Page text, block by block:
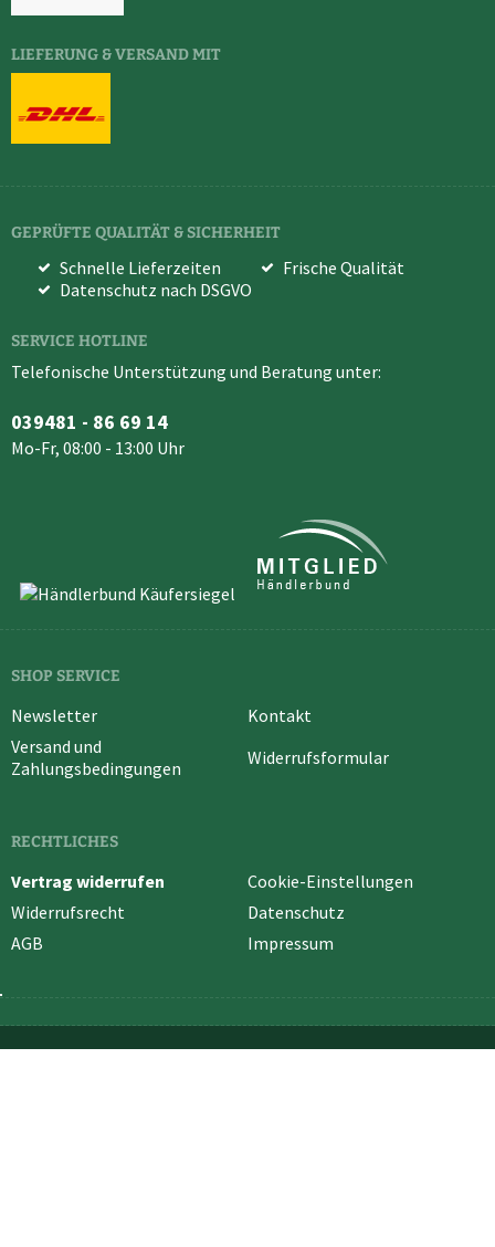
LIEFERUNG & VERSAND MIT
GEPRÜFTE QUALITÄT & SICHERHEIT
Schnelle Lieferzeiten
Frische Qualität
Datenschutz nach DSGVO
SERVICE HOTLINE
Telefonische Unterstützung und Beratung unter:
039481 - 86 69 14
Mo-Fr, 08:00 - 13:00 Uhr
SHOP SERVICE
Newsletter
Kontakt
Versand und
Zahlungsbedingungen
Widerrufsformular
RECHTLICHES
Vertrag widerrufen
Cookie-Einstellungen
Widerrufsrecht
Datenschutz
AGB
Impressum